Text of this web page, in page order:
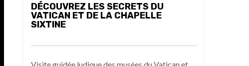
DÉCOUVREZ LES SECRETS DU
VATICAN ET DE LA CHAPELLE
SIXTINE